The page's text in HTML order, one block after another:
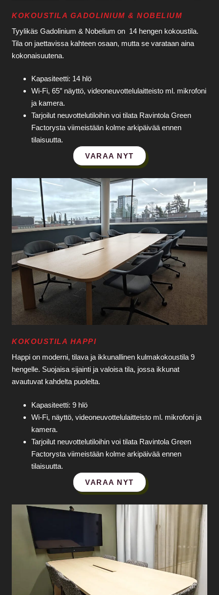
KOKOUSTILA GADOLINIUM & NOBELIUM
Tyylikäs Gadolinium & Nobelium on 14 hengen kokoustila.
Tila on jaettavissa kahteen osaan, mutta se varataan aina
kokonaisuutena.
Kapasiteetti: 14 hlö
Wi‑Fi, 65″ näyttö, videoneuvottelulaitteisto ml. mikrofoni
ja kamera.
Tarjoilut neuvottelutiloihin voi tilata Ravintola Green
Factorysta viimeistään kolme arkipäivää ennen
tilaisuutta.
VARAA NYT
KOKOUSTILA HAPPI
Happi on moderni, tilava ja ikkunallinen kulmakokoustila 9
hengelle. Suojaisa sijainti ja valoisa tila, jossa ikkunat
avautuvat kahdelta puolelta.
Kapasiteetti: 9 hlö
Wi‑Fi, näyttö, videoneuvottelulaitteisto ml. mikrofoni ja
kamera.
Tarjoilut neuvottelutiloihin voi tilata Ravintola Green
Factorysta viimeistään kolme arkipäivää ennen
tilaisuutta.
VARAA NYT